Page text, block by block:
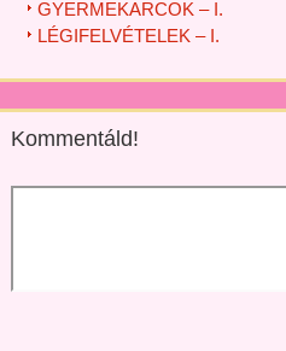
GYERMEKARCOK – I.
LÉGIFELVÉTELEK – I.
Kommentáld!